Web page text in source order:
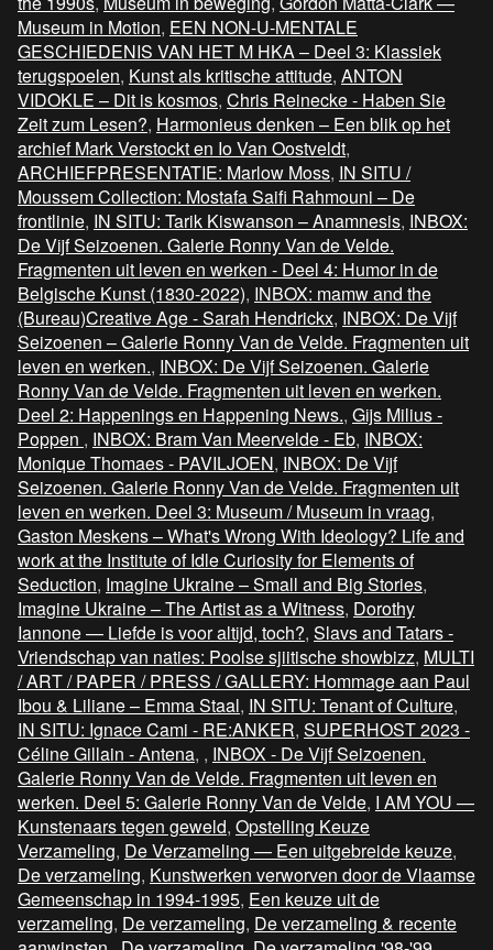
Museum in Motion, EEN NON-U-MENTALE
GESCHIEDENIS VAN HET M HKA – Deel 3: Klassiek
terugspoelen, Kunst als kritische attitude, ANTON
VIDOKLE – Dit is kosmos, Chris Reinecke - Haben Sie
Zeit zum Lesen?, Harmonieus denken – Een blik op het
archief Mark Verstockt en Io Van Oostveldt,
ARCHIEFPRESENTATIE: Marlow Moss, IN SITU /
Moussem Collection: Mostafa Saifi Rahmouni – De
frontlinie, IN SITU: Tarik Kiswanson – Anamnesis, INBOX:
De Vijf Seizoenen. Galerie Ronny Van de Velde.
Fragmenten uit leven en werken - Deel 4: Humor in de
Belgische Kunst (1830-2022), INBOX: mamw and the
(Bureau)Creative Age - Sarah Hendrickx, INBOX: De Vijf
Seizoenen – Galerie Ronny Van de Velde. Fragmenten uit
leven en werken., INBOX: De Vijf Seizoenen. Galerie
Ronny Van de Velde. Fragmenten uit leven en werken.
Deel 2: Happenings en Happening News., Gijs Milius -
Poppen , INBOX: Bram Van Meervelde - Eb, INBOX:
Monique Thomaes - PAVILJOEN, INBOX: De Vijf
Seizoenen. Galerie Ronny Van de Velde. Fragmenten uit
leven en werken. Deel 3: Museum / Museum in vraag,
Gaston Meskens – What's Wrong With Ideology? Life and
work at the Institute of Idle Curiosity for Elements of
Seduction, Imagine Ukraine – Small and Big Stories,
Imagine Ukraine – The Artist as a Witness, Dorothy
Iannone — Liefde is voor altijd, toch?, Slavs and Tatars -
Vriendschap van naties: Poolse sjiitische showbizz, MULTI
/ ART / PAPER / PRESS / GALLERY: Hommage aan Paul
Ibou & Liliane – Emma Staal, IN SITU: Tenant of Culture,
IN SITU: Ignace Cami - RE:ANKER, SUPERHOST 2023 -
Céline Gillain - Antena, , INBOX - De Vijf Seizoenen.
Galerie Ronny Van de Velde. Fragmenten uit leven en
werken. Deel 5: Galerie Ronny Van de Velde, I AM YOU —
Kunstenaars tegen geweld, Opstelling Keuze
Verzameling, De Verzameling — Een uitgebreide keuze,
De verzameling, Kunstwerken verworven door de Vlaamse
Gemeenschap in 1994-1995, Een keuze uit de
verzameling, De verzameling, De verzameling & recente